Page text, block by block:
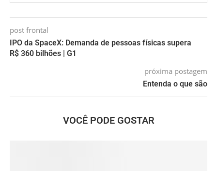
post frontal
IPO da SpaceX: Demanda de pessoas físicas supera
R$ 360 bilhões | G1
próxima postagem
Entenda o que são
VOCÊ PODE GOSTAR